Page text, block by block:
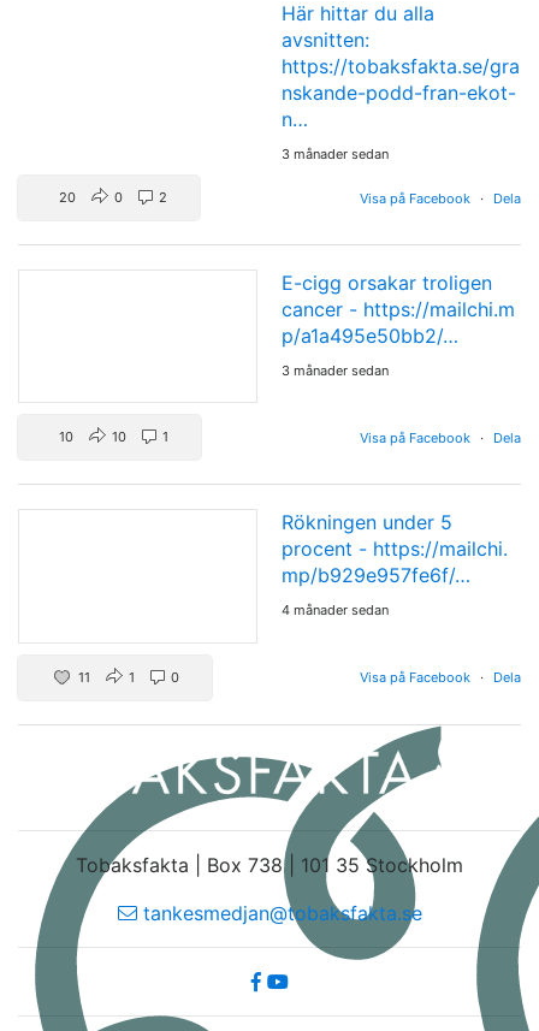
Här hittar du alla
avsnitten:
https://tobaksfakta.se/gra
nskande-podd-fran-ekot-
n…
3 månader sedan
Visa på Facebook · Dela
20 0 2
E-cigg orsakar troligen
cancer - https://mailchi.m
p/a1a495e50bb2/…
3 månader sedan
Visa på Facebook · Dela
10 10 1
Rökningen under 5
procent - https://mailchi.
mp/b929e957fe6f/…
4 månader sedan
Visa på Facebook · Dela
11 1 0
Tobaksfakta | Box 738 | 101 35 Stockholm
tankesmedjan@tobaksfakta.se